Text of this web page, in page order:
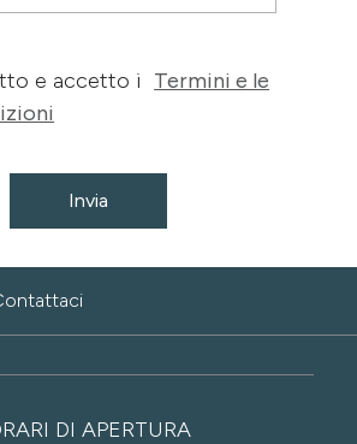
e accetto i Termini e le
Invia
DI APERTURA